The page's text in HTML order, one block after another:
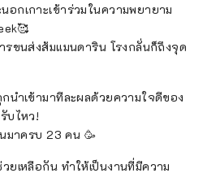
กเกาะเข้าร่วมในความพยายาม
รขนส่งส้มแมนดาริน โรงกลั่นก็ถึงจุด
นำเข้ามาทีละผลด้วยความใจดีของ
บไหว!
มาครบ 23 คน 🥳
เหลือกัน ทำให้เป็นงานที่มีความ